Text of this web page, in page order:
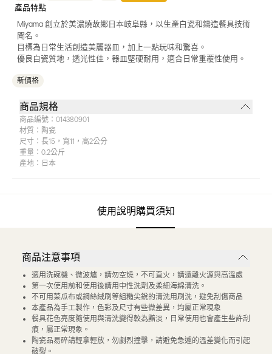
產品特點
Miyama 創立於美濃燒故鄉日本岐阜縣，以生產白瓷和鑄造餐具技術
聞名。
目標為日常生活創造美麗器皿，加上一點玩味和驚喜。
優良白瓷質地，透光性佳，器皿堅硬耐用，適合日常重覆性使用。
新價格
商品規格
商品編號： 014380901
材質： 陶瓷
尺寸： 長15，寬11，高2公分
重量： 0.2公斤
產地： 日本
使用說明購買須知
商品注意事項
適用洗碗機、微波爐，請勿空燒，不可直火，請遠離火源與高溫處
第一次使用前和使用後請用中性洗劑及柔細海綿清洗。
不可用菜瓜布或鋼絲絨刷等組糙尖銳的清洗用刷洗，避免刮傷商品
本產品為手工製作，色彩及尺寸有些微差異，均屬正常現象
餐具花色亮度隨使用與清洗變得較為黯淡，日常使用也會產生些許刮
痕，屬正常現象。
陶瓷品易碎請輕拿輕放，勿劇烈撞擊，請避免急遽的溫差變化而引起
破裂。